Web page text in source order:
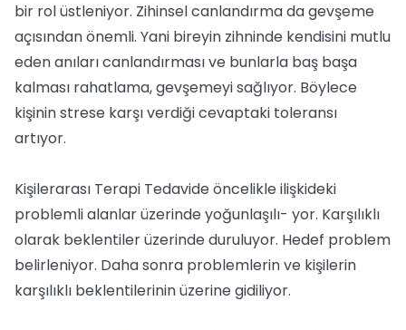
bir rol üstleniyor. Zihinsel canlandırma da gevşeme
açısından önemli. Yani bireyin zihninde kendisini mutlu
eden anıları canlandırması ve bunlarla baş başa
kalması rahatlama, gevşemeyi sağlıyor. Böylece
kişinin strese karşı verdiği cevaptaki toleransı
artıyor.
Kişilerarası Terapi Tedavide öncelikle ilişkideki
problemli alanlar üzerinde yoğunlaşılı- yor. Karşılıklı
olarak beklentiler üzerinde duruluyor. Hedef problem
belirleniyor. Daha sonra problemlerin ve kişilerin
karşılıklı beklentilerinin üzerine gidiliyor.